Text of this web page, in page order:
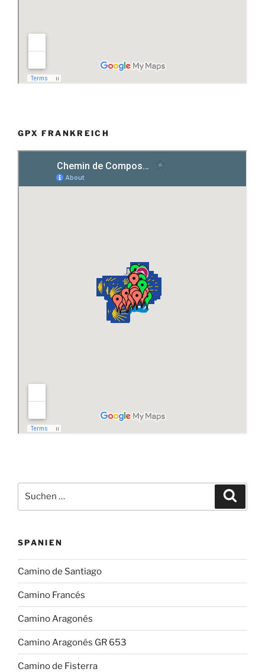
GPX FRANKREICH
nach:
SPANIEN
Camino de Santiago
Camino Francés
Camino Aragonés
Camino Aragonés GR 653
Camino de Fisterra